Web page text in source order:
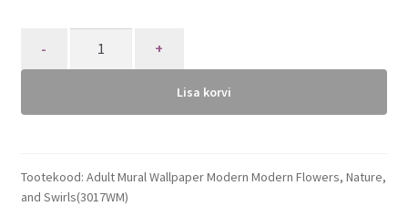
Lisa korvi
Tootekood: Adult Mural Wallpaper Modern Modern Flowers, Nature,
and Swirls(3017WM)